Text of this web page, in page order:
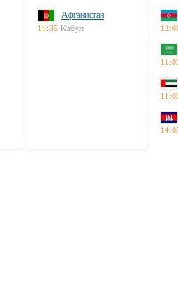
Афганистан
11:35 Кабул